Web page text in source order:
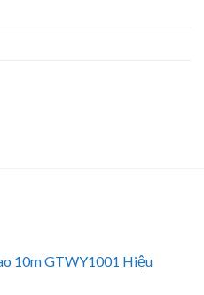
10m GTWY1001 Hiệu